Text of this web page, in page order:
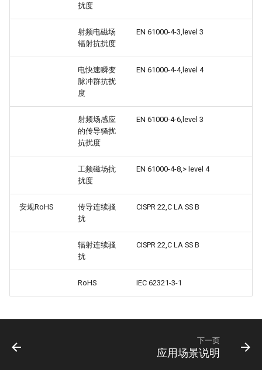
扰度
射频电磁场
辐射抗扰度
EN 61000-4-3,level 3
电快速瞬变
脉冲群抗扰
度
EN 61000-4-4,level 4
射频场感应
的传导骚扰
抗扰度
EN 61000-4-6,level 3
工频磁场抗
扰度
EN 61000-4-8,> level 4
安规RoHS
传导连续骚
扰
CISPR 22,C LA SS B
辐射连续骚
扰
CISPR 22,C LA SS B
RoHS IEC 62321-3-1
下一页
应用场景说明